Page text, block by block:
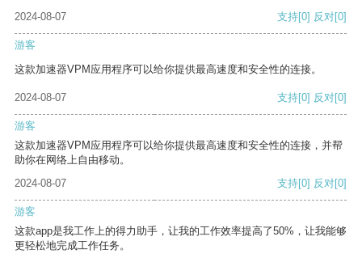
2024-08-07 支持[0] 反对[0]
游客
这款加速器VPM应用程序可以给你提供最高速度和安全性的连接。
2024-08-07 支持[0] 反对[0]
游客
这款加速器VPM应用程序可以给你提供最高速度和安全性的连接，并帮
助你在网络上自由移动。
2024-08-07
支持[0] 反对[0]
游客
这款app是我工作上的得力助手，让我的工作效率提高了50%，让我能够
更轻松地完成工作任务。